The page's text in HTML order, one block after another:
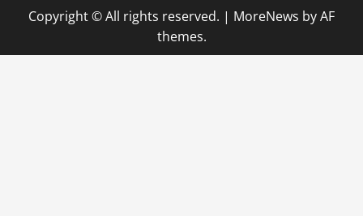
Copyright © All rights reserved. | MoreNews by AF
themes.